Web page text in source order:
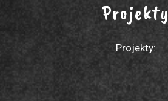
Projekty
Projekty: